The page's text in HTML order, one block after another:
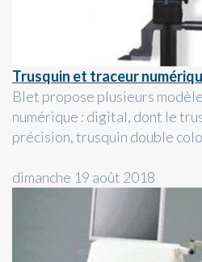
Trusquin et traceur
Blet propose plusieurs
numérique : digital, dont le
précision, trusquin double
dimanche 19 août 2018